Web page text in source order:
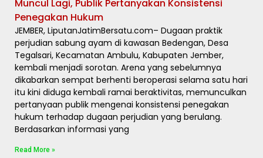
Muncul Lagi, Publik Pertanyakan Konsistensi
Penegakan Hukum
JEMBER, LiputanJatimBersatu.com– Dugaan praktik
perjudian sabung ayam di kawasan Bedengan, Desa
Tegalsari, Kecamatan Ambulu, Kabupaten Jember,
kembali menjadi sorotan. Arena yang sebelumnya
dikabarkan sempat berhenti beroperasi selama satu hari
itu kini diduga kembali ramai beraktivitas, memunculkan
pertanyaan publik mengenai konsistensi penegakan
hukum terhadap dugaan perjudian yang berulang.
Berdasarkan informasi yang
Read More »